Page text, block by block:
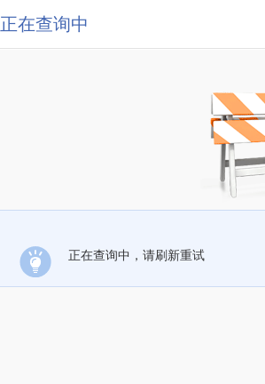
正在查询中
正在查询中，请刷新重试